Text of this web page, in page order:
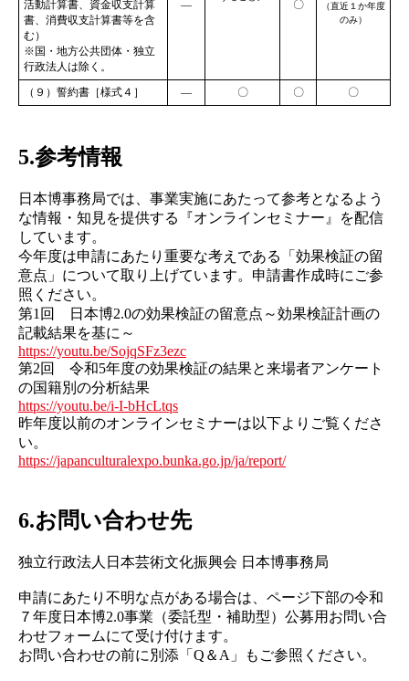
活動計算書、資金収支計算
書、消費収支計算書等を含
む）
※国・地方公共団体・独立
行政法人は除く。
― 〇
（直近１か年度
のみ）
（９）誓約書［様式４］ ― 〇 〇 〇
5.参考情報
日本博事務局では、事業実施にあたって参考となるよう
な情報・知見を提供する『オンラインセミナー』を配信
しています。
今年度は申請にあたり重要な考えである「効果検証の留
意点」について取り上げています。申請書作成時にご参
照ください。
第1回 日本博2.0の効果検証の留意点～効果検証計画の
記載結果を基に～
https://youtu.be/SojqSFz3ezc
第2回 令和5年度の効果検証の結果と来場者アンケート
の国籍別の分析結果
https://youtu.be/i-I-bHcLtqs
昨年度以前のオンラインセミナーは以下よりご覧くださ
い。
https://japanculturalexpo.bunka.go.jp/ja/report/
6.お問い合わせ先
独立行政法人日本芸術文化振興会 日本博事務局
申請にあたり不明な点がある場合は、ページ下部の令和
７年度日本博2.0事業（委託型・補助型）公募用お問い合
わせフォームにて受け付けます。
お問い合わせの前に別添「Q＆A」もご参照ください。